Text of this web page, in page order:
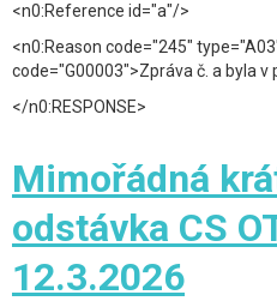
<n0:Reference id="a"/>
<n0:Reason code="245"
code="G00003">Zpráva č. a byla
</n0:RESPONSE>
Mimořádná
odstávka CS
12.3.2026